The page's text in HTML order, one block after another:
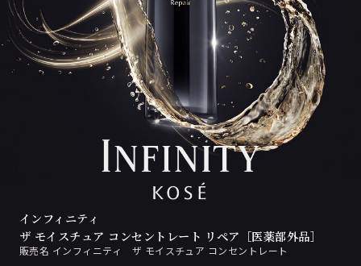
インフィニティ
ザ モイスチュア コンセントレート リペア［医薬部外品］
販売名 インフィニティ ザ モイスチュア コンセントレート